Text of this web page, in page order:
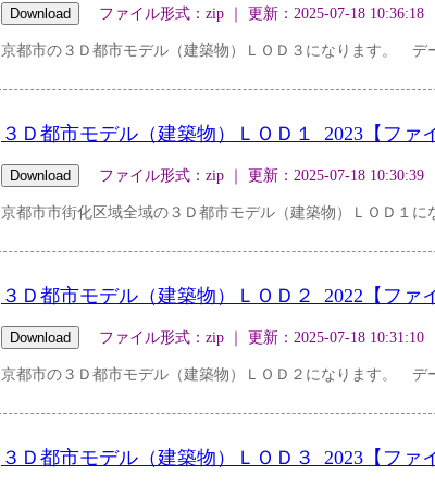
ファイル形式：zip ｜ 更新：2025-07-18 10:36:18
京都市の３Ｄ都市モデル（建築物）ＬＯＤ３になります。 デ
３Ｄ都市モデル（建築物）ＬＯＤ１_2023【ファ
ファイル形式：zip ｜ 更新：2025-07-18 10:30:39
京都市市街化区域全域の３Ｄ都市モデル（建築物）ＬＯＤ１
３Ｄ都市モデル（建築物）ＬＯＤ２_2022【ファ
ファイル形式：zip ｜ 更新：2025-07-18 10:31:10
京都市の３Ｄ都市モデル（建築物）ＬＯＤ２になります。 デ
３Ｄ都市モデル（建築物）ＬＯＤ３_2023【ファ